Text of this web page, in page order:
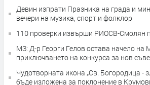
Девин изпрати Празника на града и
вечери на музика, спорт и фолклор
110 проверки извърши РИОСВ-Смолян
МЗ: Д-р Георги Гелов остава начело
приключването на конкурса за нов
Чудотворната икона „Св. Богородица -
бъде изложена за поклонение в